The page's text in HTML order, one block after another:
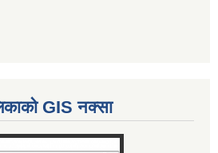
GIS नक्सा